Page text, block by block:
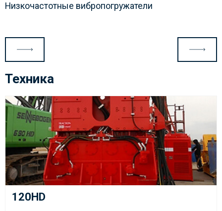
Низкочастотные вибропогружатели
Техника
120HD